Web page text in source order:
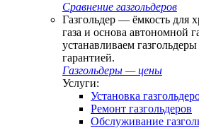
Сравнение газгольдеров
Газгольдер — ёмкость для
газа и основа автономной
устанавливаем
гарантией.
Газгольдеры — цены
Услуги:
Установка
Ремонт газгольдеров
Обслуживание